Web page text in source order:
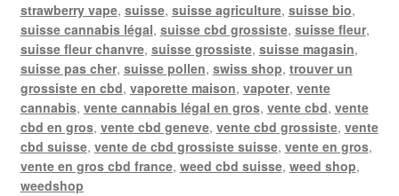
strawberry vape, suisse, suisse agriculture, suisse bio,
suisse cannabis légal, suisse cbd grossiste, suisse fleur,
suisse fleur chanvre, suisse grossiste, suisse magasin,
suisse pas cher, suisse pollen, swiss shop, trouver un
grossiste en cbd, vaporette maison, vapoter, vente
cannabis, vente cannabis légal en gros, vente cbd, vente
cbd en gros, vente cbd geneve, vente cbd grossiste, vente
cbd suisse, vente de cbd grossiste suisse, vente en gros,
vente en gros cbd france, weed cbd suisse, weed shop,
weedshop